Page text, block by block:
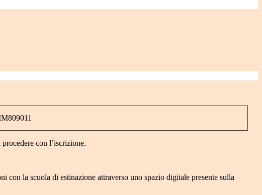
con l’iscrizione.
la scuola di estinazione attraverso uno spazio digitale presente sulla